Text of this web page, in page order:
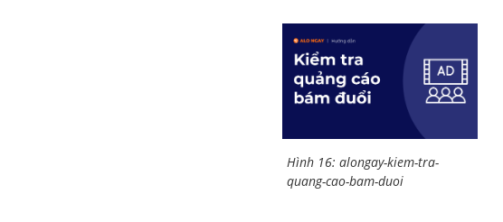
Hình 16: alongay-kiem-tra-
quang-cao-bam-duoi